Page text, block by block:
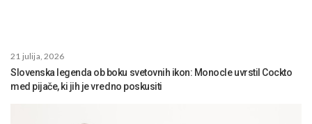
21 julija, 2026
Slovenska legenda ob boku svetovnih ikon: Monocle uvrstil Cockto
med pijače, ki jih je vredno poskusiti